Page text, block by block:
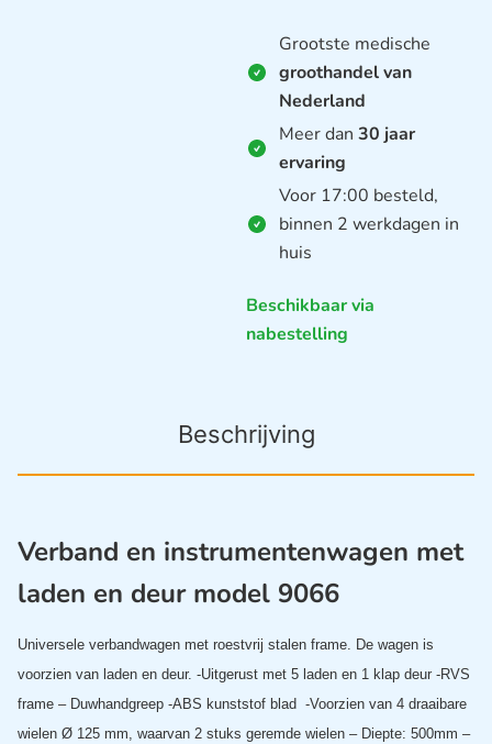
Grootste medische
groothandel van
Nederland
Meer dan 30 jaar
ervaring
Voor 17:00 besteld,
binnen 2 werkdagen in
huis
Beschikbaar via
nabestelling
Beschrijving
Verband en instrumentenwagen met
laden en deur model 9066
Universele verbandwagen met roestvrij stalen frame. De wagen is
voorzien van laden en deur. -Uitgerust met 5 laden en 1 klap deur -RVS
frame – Duwhandgreep -ABS kunststof blad -Voorzien van 4 draaibare
wielen Ø 125 mm, waarvan 2 stuks geremde wielen – Diepte: 500mm –